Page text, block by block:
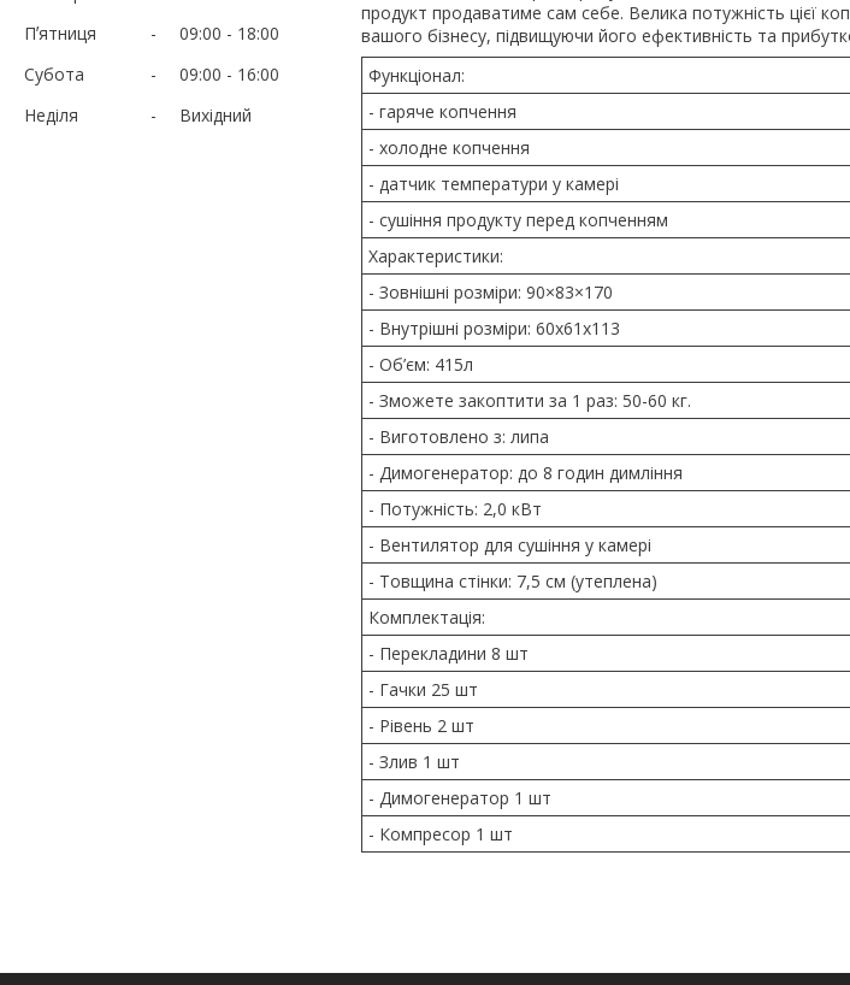
Пʼятниця
09:00
18:00
Субота
09:00
16:00
Неділя
Вихідний
продукт продаватиме сам себе. Велика потужність цієї
вашого бізнесу, підвищуючи його ефективність та
Функціонал:
- гаряче копчення
- холодне копчення
- датчик температури у камері
- сушіння продукту перед копченням
Характеристики:
- Зовнішні розміри: 90×83×170
- Внутрішні розміри: 60х61х113
- Об’єм: 415л
- Зможете закоптити за 1 раз: 50-60 кг.
- Виготовлено з: липа
- Димогенератор: до 8 годин димління
- Потужність: 2,0 кВт
- Вентилятор для сушіння у камері
- Товщина стінки: 7,5 см (утеплена)
Комплектація:
- Перекладини 8 шт
- Гачки 25 шт
- Рівень 2 шт
- Злив 1 шт
- Димогенератор 1 шт
- Компресор 1 шт